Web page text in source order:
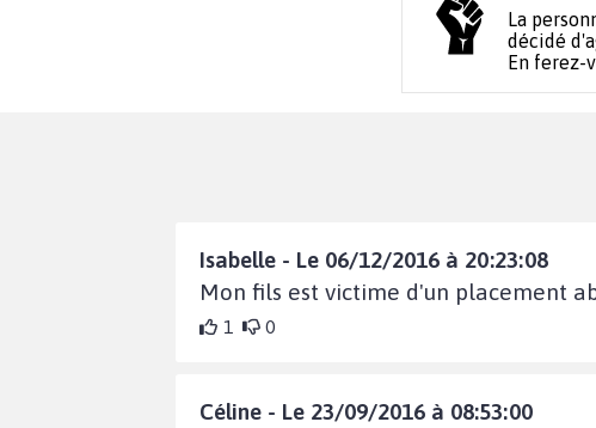
La
décidé
En ferez-
Isabelle - Le 06/12/2016 à 20:23:08
Mon fils est victime d'un placement
1 0
Céline - Le 23/09/2016 à 08:53:00